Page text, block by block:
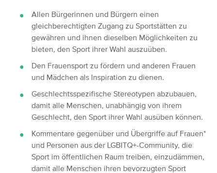
Allen Bürgerinnen und Bürgern einen
gleichberechtigten Zugang zu Sportstätten zu
gewähren und ihnen dieselben Möglichkeiten zu
bieten, den Sport ihrer Wahl auszuüben.
Den Frauensport zu fördern und anderen Frauen
und Mädchen als Inspiration zu dienen.
Geschlechtsspezifische Stereotypen abzubauen,
damit alle Menschen, unabhängig von ihrem
Geschlecht, den Sport ihrer Wahl ausüben können.
Kommentare gegenüber und Übergriffe auf Frauen*
und Personen aus der LGBITQ+-Community, die
Sport im öffentlichen Raum treiben, einzudämmen,
damit alle Menschen ihren bevorzugten Sport